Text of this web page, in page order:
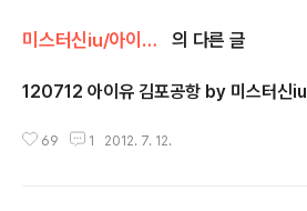
미스터신iu/아이유 직찍 의 다른 글
120712 아이유 김포공항 by 미스터신iu
69 1 2012. 7. 12.